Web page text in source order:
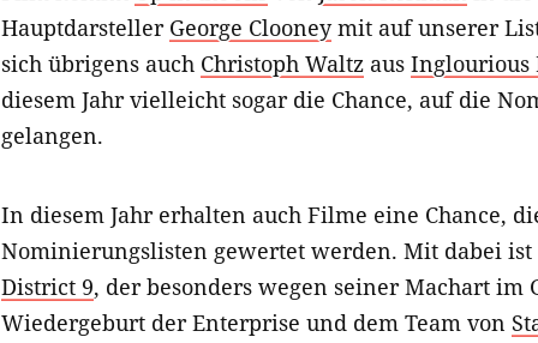
Hauptdarsteller George Clooneymit auf unserer
sich übrigens auch Christoph Waltz aus Inglourious
diesem Jahr vielleicht sogar die Chance, auf die
gelangen.
In diesem Jahr erhalten auch Filme eine Chance,
Nominierungslisten gewertet werden. Mit dabei ist
District 9, der besonders wegen seiner Machart im
Wiedergeburt der Enterprise und dem Team von